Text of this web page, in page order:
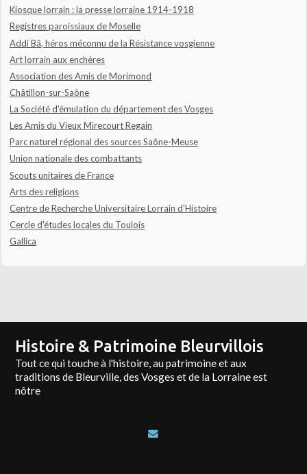
Kiosque lorrain : la presse lorraine 1914-1918
Registres paroissiaux de Moselle
Addi Bâ, héros méconnu de la Résistance vosgienne
Art lorrain aux enchères
Association des Amis de Morimond
Châtillon-sur-Saône
La Société d'émulation du département des Vosges
Les Amis du Vieux Mirecourt Regain
Parc naturel régional des sources Saône-Meuse
Union nationale des combattants
Scouts unitaires de France
Arts des religions
Centre de Recherche Universitaire Lorrain d'Histoire
Cercle d'études locales du Toulois
Gallica
Histoire & Patrimoine Bleurvillois
Tout ce qui touche à l'histoire, au patrimoine et aux
traditions de Bleurville, des Vosges et de la Lorraine est
nôtre